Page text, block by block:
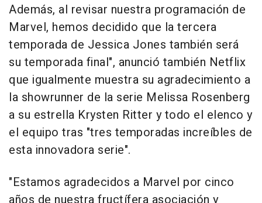
Además, al revisar nuestra programación de
Marvel, hemos decidido que la tercera
temporada de Jessica Jones también será
su temporada final", anunció también Netflix
que igualmente muestra su agradecimiento a
la showrunner de la serie Melissa Rosenberg
a su estrella Krysten Ritter y todo el elenco y
el equipo tras "tres temporadas increíbles de
esta innovadora serie".
"Estamos agradecidos a Marvel por cinco